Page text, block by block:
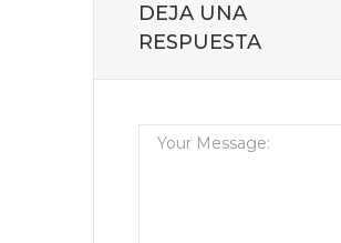
DEJA UNA
RESPUESTA